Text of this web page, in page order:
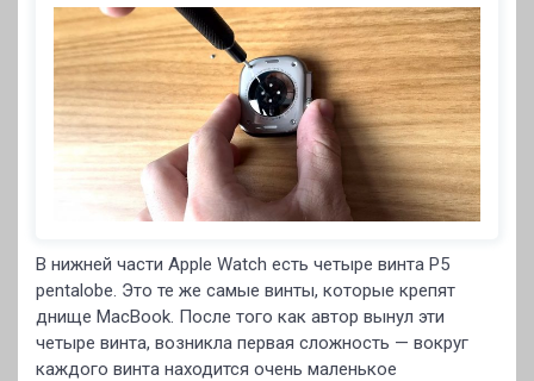
В нижней части Apple Watch есть четыре винта P5
pentalobe. Это те же самые винты, которые крепят
днище MacBook. После того как автор вынул эти
четыре винта, возникла первая сложность — вокруг
каждого винта находится очень маленькое